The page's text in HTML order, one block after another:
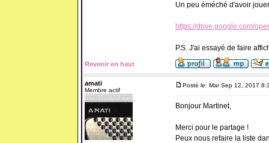
Un peu éméché d'avoir
https://drive.google.com/
P.S. J'ai essayé de faire
Revenir en haut
amati
Membre actif
Posté le: Mar Sep 12, 2017
Bonjour Martinet,
Merci pour le partage !
Peux nous refaire la liste